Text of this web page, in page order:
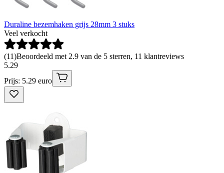
Duraline bezemhaken grijs 28mm 3 stuks
Veel verkocht
(11)Beoordeeld met 2.9 van de 5 sterren, 11 klantreviews
5.29
Prijs: 5.29 euro